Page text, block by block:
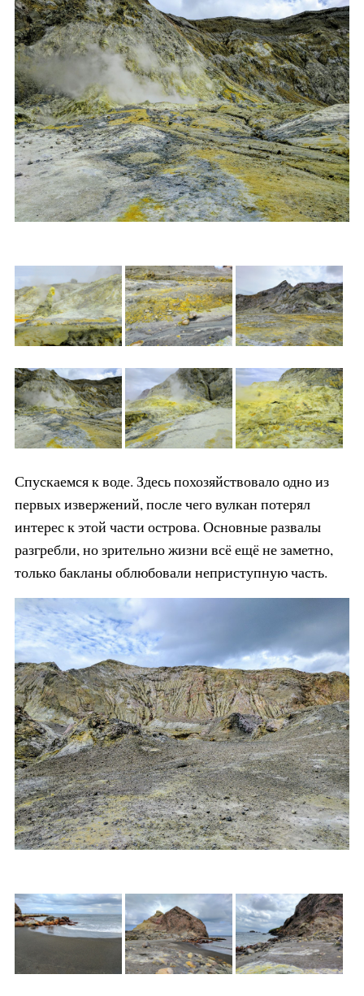
Спускаемся к воде. Здесь похозяйствовало одно из
первых извержений, после чего вулкан потерял
интерес к этой части острова. Основные развалы
разгребли, но зрительно жизни всё ещё не заметно,
только бакланы облюбовали неприступную часть.